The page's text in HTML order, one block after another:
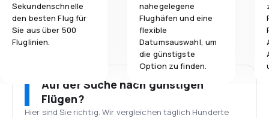
Sekundenschnelle
den besten Flug für
Sie aus über 500
Fluglinien.
nahegelegene
Flughäfen und eine
flexible
Datumsauswahl, um
die günstigste
Option zu finden.
Auf der Suche nach günstigen
Flügen?
Hier sind Sie richtig. Wir vergleichen täglich Hunderte